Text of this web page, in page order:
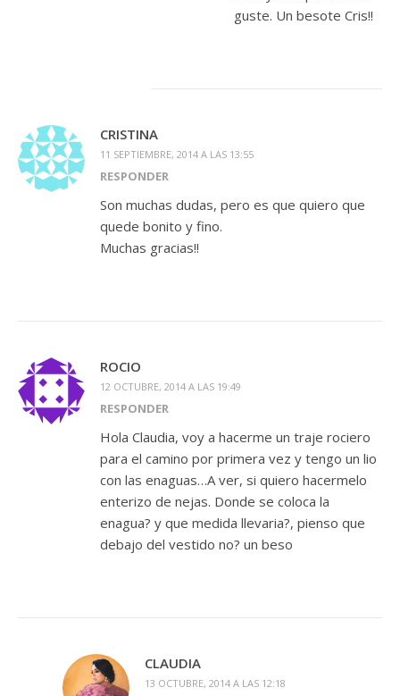
guste. Un besote Cris!!
CRISTINA
11 SEPTIEMBRE, 2014 A LAS 13:55
RESPONDER
Son muchas dudas, pero es que quiero que
quede bonito y fino.
Muchas gracias!!
ROCIO
12 OCTUBRE, 2014 A LAS 19:49
RESPONDER
Hola Claudia, voy a hacerme un traje rociero
para el camino por primera vez y tengo un lio
con las enaguas…A ver, si quiero hacermelo
enterizo de nejas. Donde se coloca la
enagua? y que medida llevaria?, pienso que
debajo del vestido no? un beso
CLAUDIA
13 OCTUBRE, 2014 A LAS 12:18